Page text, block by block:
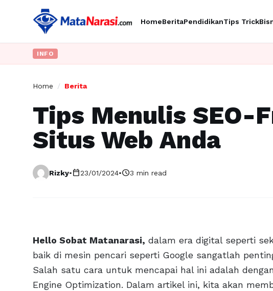
HomeBeritaPendidikanTips Trick
INFO
Home / Berita
Tips Menulis SEO-
Situs Web Anda
Rizky•calendar_today23/01/2024•schedule3 min read
Hello Sobat Matanarasi, dalam era digital seperti
baik di mesin pencari seperti Google sangatlah
Salah satu cara untuk mencapai hal ini adalah
Engine Optimization. Dalam artikel ini, kita akan